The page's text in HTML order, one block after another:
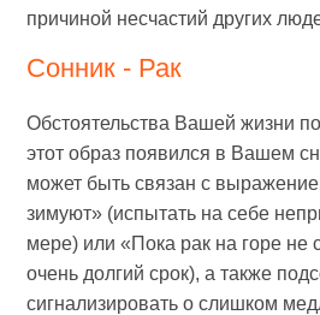
причиной несчастий других
Сонник - Рак
Обстоятельства Вашей жизни
этот образ появился в Вашем
может быть связан с
зимуют» (испытать на себе
мере) или «Пока рак на горе не
очень долгий срок), а также
сигнализировать о слишком